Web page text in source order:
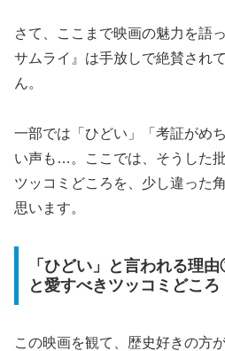
さて、ここまで映画の魅力を語
サムライ』は手放しで絶賛され
ん。
一部では「ひどい」「考証がめ
い声も…。ここでは、そうした
ツッコミどころを、少し違った
思います。
「ひどい」と言われる理
と愛すべきツッコミどころ
この映画を観て、歴史好きの方